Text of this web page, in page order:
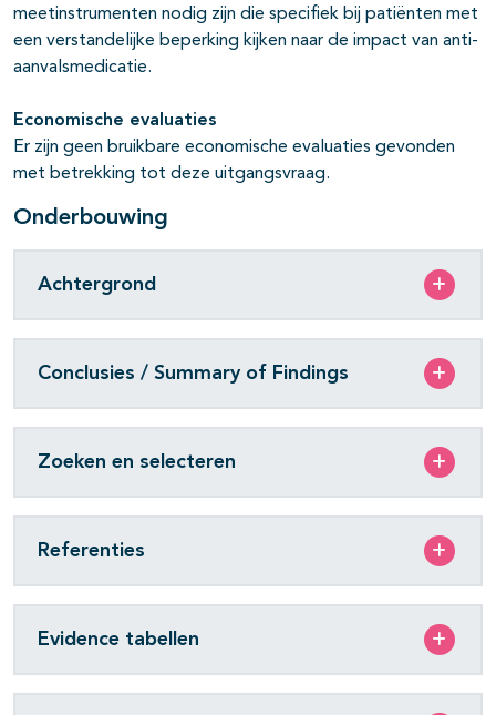
meetinstrumenten nodig zijn die specifiek bij patiënten met
een verstandelijke beperking kijken naar de impact van anti-
aanvalsmedicatie.
Economische evaluaties
Er zijn geen bruikbare economische evaluaties gevonden
met betrekking tot deze uitgangsvraag.
Onderbouwing
Achtergrond
Conclusies / Summary of Findings
Zoeken en selecteren
Referenties
Evidence tabellen